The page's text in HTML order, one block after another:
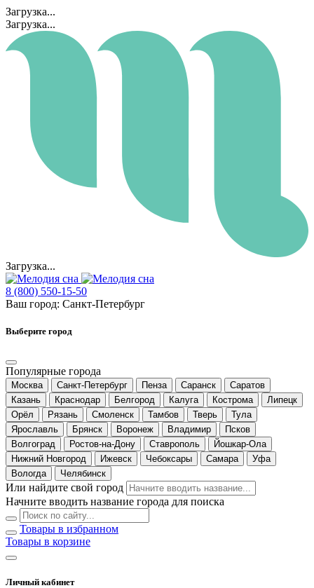
Загрузка...
Загрузка...
Загрузка...
8 (800) 550-15-50
Ваш город: Санкт-Петербург
Выберите город
Популярные города
Москва Санкт-Петербург Пенза Саранск
Саратов
Казань
Краснодар Белгород Калуга Кострома
Липецк
Орёл
Рязань Смоленск Тамбов Тверь
Тула
Ярославль
Брянск Воронеж Владимир
Псков
Волгоград
Ростов-на-Дону Ставрополь
Йошкар-Ола
Нижний Новгород
Ижевск Чебоксары Самара
Уфа
Вологда
Челябинск
Или найдите свой город
Начните вводить название города для поиска
Товары в избранном
Товары в корзине
Личный кабинет